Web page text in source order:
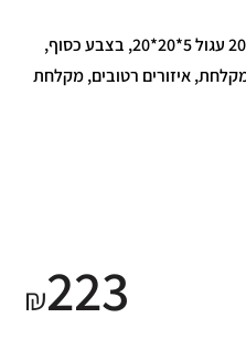
ראש מקלחת דק מנירוסטה קוטר 200 עגול 5*20*20, בצבע כסוף,
איזורים רטובים, מקלחת
223
₪